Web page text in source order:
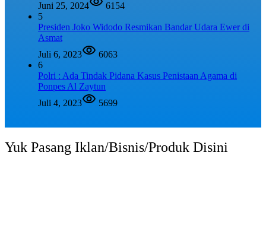
Juni 25, 2024
6154
5
Presiden Joko Widodo Resmikan Bandar Udara Ewer di
Asmat
Juli 6, 2023
6063
6
Polri : Ada Tindak Pidana Kasus Penistaan Agama di
Ponpes Al Zaytun
Juli 4, 2023
5699
Yuk Pasang Iklan/Bisnis/Produk Disini